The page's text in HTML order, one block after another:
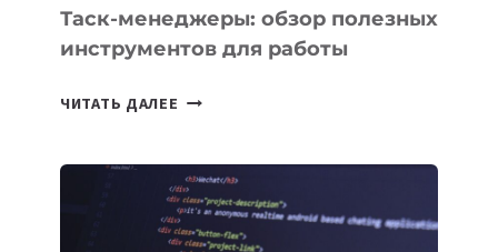
Таск-менеджеры: обзор полезных
инструментов для работы
ЧИТАТЬ ДАЛЕЕ ТАСК-
ПОЛЕЗНЫХ
ИНСТРУМЕНТОВ
ДЛЯ